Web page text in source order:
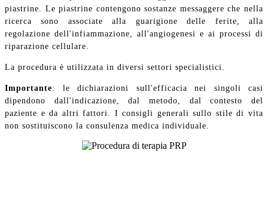
piastrine. Le piastrine contengono sostanze messaggere che nella
ricerca sono associate alla guarigione delle ferite, alla
regolazione dell'infiammazione, all'angiogenesi e ai processi di
riparazione cellulare.
La procedura è utilizzata in diversi settori specialistici.
Importante: le dichiarazioni sull'efficacia nei singoli casi
dipendono dall'indicazione, dal metodo, dal contesto del
paziente e da altri fattori. I consigli generali sullo stile di vita
non sostituiscono la consulenza medica individuale.